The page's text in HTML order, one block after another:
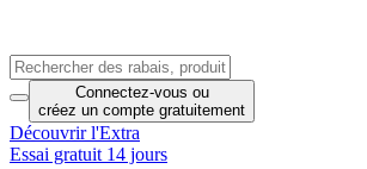
Connectez-vous ou
créez un compte gratuitement
Découvrir l'Extra
Essai gratuit 14 jours